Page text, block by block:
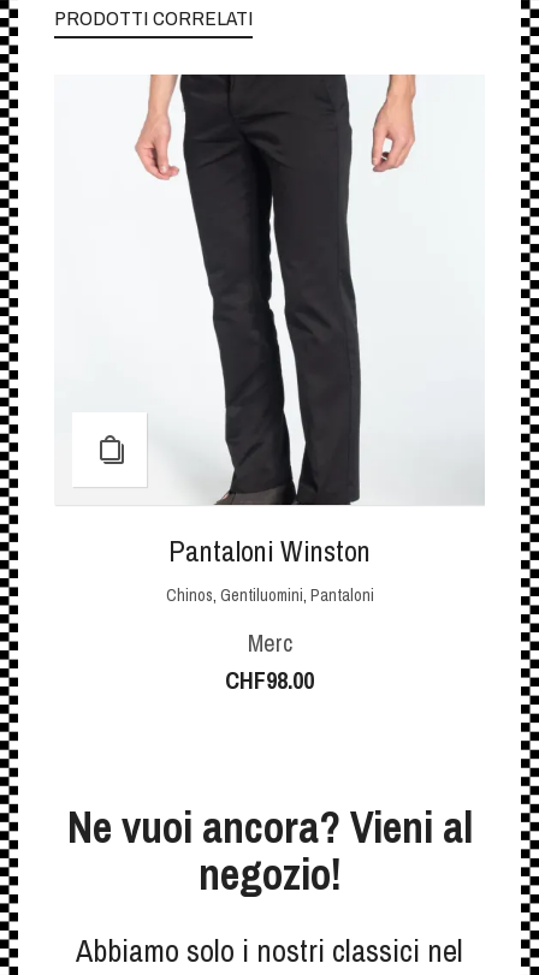
PRODOTTI CORRELATI
Pantaloni Winston
Chinos, Gentiluomini, Pantaloni
Merc
CHF98.00
Ne vuoi ancora? Vieni al
negozio!
Abbiamo solo i nostri classici nel